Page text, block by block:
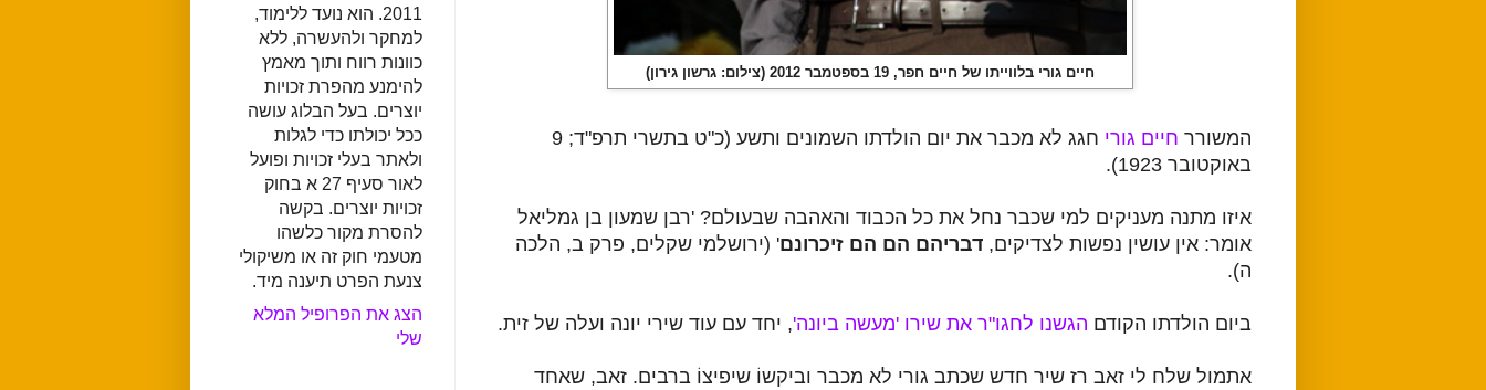
חיים גורי בלווייתו של חיים חפר, 19 בספטמבר 2012 (צילום: גרשון גירון)
המשורר חיים גורי
חגג לא מכבר את יום הולדתו השמונים ותשע (כ"ט בתשרי תרפ"ד; 9
באוקטובר 1923).
איזו מתנה מעניקים למי שכבר נחל את כל הכבוד והאהבה שבעולם? 'רבן שמעון בן גמליאל
אומר: אין עושין נפשות לצדיקים, דבריהם הם הם זיכרונם' (ירושלמי שקלים, פרק ב, הלכה
ה).
ביום הולדתו הקודם הגשנו לחגו"ר את שירו 'מעשה ביונה', יחד עם עוד שירי יונה ועלה של זית.
אתמול שלח לי זאב רז שיר חדש שכתב גורי לא מכבר וביקשוֹ שיפיצוֹ ברבים. זאב, שאחד
2011. הוא נועד ללימוד,
למחקר ולהעשרה, ללא
כוונות רווח ותוך מאמץ
להימנע מהפרת זכויות
יוצרים. בעל הבלוג עושה
ככל יכולתו כדי לגלות
ולאתר בעלי זכויות ופועל
לאור סעיף 27 א בחוק
זכויות יוצרים. בקשה
להסרת מקור כלשהו
מטעמי חוק זה או משיקולי
צנעת הפרט תיענה מיד.
הצג את הפרופיל המלא
שלי